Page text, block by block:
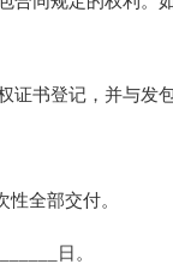
书登记，并与发包
全部交付。
日。